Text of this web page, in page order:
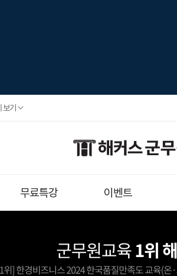
기
무료특강 이벤트